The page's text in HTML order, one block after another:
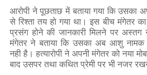
आरोपी ने पूछताछ में बताया गया कि उसका
से रिश्ता तय हो गया था। इस बीच मंगेतर
प्रसंग होने की जानकारी मिलने पर
मंगेतर ने बताया कि उसका अब आशु
नही है। हत्यारोपी ने अपनी मंगेतर को नया
बाद उसपर तथा कथित प्रेमी पर भी नजर